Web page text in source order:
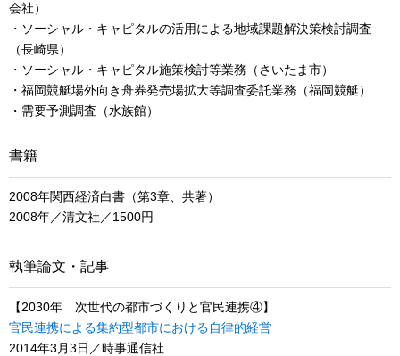
会社）
・ソーシャル・キャピタルの活用による地域課題解決策検討調査
（長崎県）
・ソーシャル・キャピタル施策検討等業務（さいたま市）
・福岡競艇場外向き舟券発売場拡大等調査委託業務（福岡競艇）
・需要予測調査（水族館）
書籍
2008年関西経済白書（第3章、共著）
2008年／清文社／1500円
執筆論文・記事
【2030年 次世代の都市づくりと官民連携④】
官民連携による集約型都市における自律的経営
2014年3月3日／時事通信社